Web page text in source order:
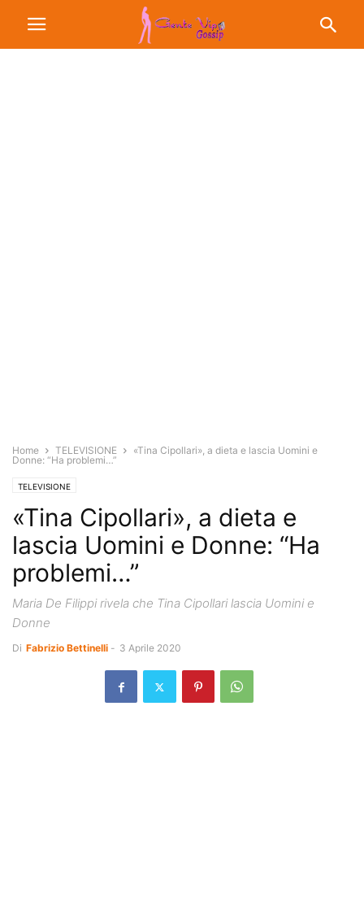
Home TELEVISIONE
«Tina Cipollari», a dieta e lascia Uomini e
Donne: “Ha problemi…”
TELEVISIONE
«Tina Cipollari», a dieta e
lascia Uomini e Donne: “Ha
problemi…”
Maria De Filippi rivela che Tina Cipollari lascia Uomini e
Donne
Di Fabrizio Bettinelli - 3 Aprile 2020